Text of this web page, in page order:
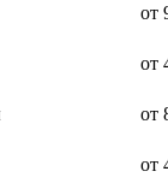
с беспроводной
от
от
от
от